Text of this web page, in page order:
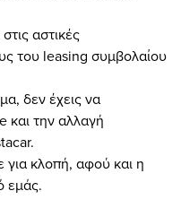
αστικές
του leasing συμβολαίου
δεν έχεις να
και την αλλαγή
για κλοπή, αφού και η
εμάς.